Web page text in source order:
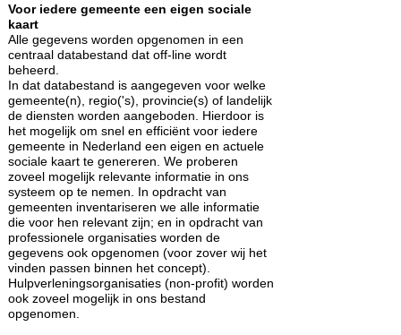
Voor iedere gemeente een eigen sociale
kaart
Alle gegevens worden opgenomen in een
centraal databestand dat off-line wordt
beheerd.
In dat databestand is aangegeven voor welke
gemeente(n), regio('s), provincie(s) of landelijk
de diensten worden aangeboden. Hierdoor is
het mogelijk om snel en efficiënt voor iedere
gemeente in Nederland een eigen en actuele
sociale kaart te genereren. We proberen
zoveel mogelijk relevante informatie in ons
systeem op te nemen. In opdracht van
gemeenten inventariseren we alle informatie
die voor hen relevant zijn; en in opdracht van
professionele organisaties worden de
gegevens ook opgenomen (voor zover wij het
vinden passen binnen het concept).
Hulpverleningsorganisaties (non-profit) worden
ook zoveel mogelijk in ons bestand
opgenomen.